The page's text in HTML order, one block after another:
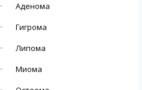
Аденома
Гигрома
Липома
Миома